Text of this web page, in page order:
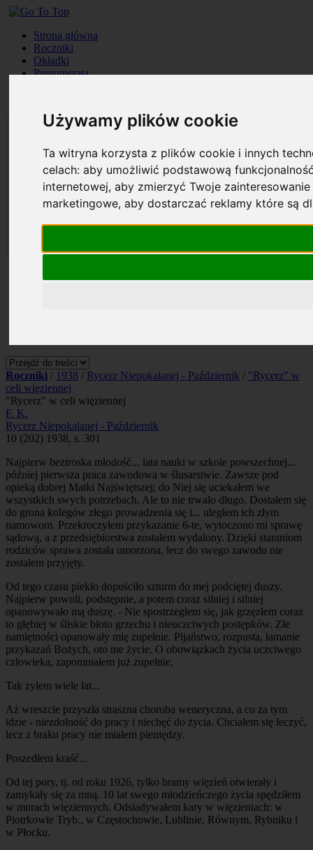
Używamy plików cookie
Ta witryna korzysta z plików cookie i innych
celach:aby umożliwić podstawową
internetowej,aby zmierzyć Twoje
marketingowe,aby dostarczać reklamy które są
Strona główna
Roczniki
Okładki
Prenumerata
Roczniki / 1938 / Rycerz Niepokalanej - Październik / "Rycerz" w
celi więziennej
"Rycerz" w celi więziennej
F. K.
Rycerz Niepokalanej - Październik
10 (202) 1938, s. 301
Najpierw beztroska młodość... lata nauki w szkole powszechnej...
później pierwsza praca zawodowa w ślusarstwie. Zawsze pod
opieką dobrej Matki Najświętszej; do Niej się uciekałem we
wszystkich swych potrzebach. Ale to nie trwało długo. Dostałem się
do grona kolegów złego prowadzenia się i... uległem ich złym
namowom. Przekroczyłem przykazanie 6-te, wytoczono mi sprawę
sądową, a z przedsiębiorstwa zostałem wydalony. Dzięki staraniom
rodziców sprawa została umorzona, lecz do swego zawodu nie
zostałem przyjęty.
Od tego czasu piekło dopuściło szturm do mej podciętej duszy.
Najpierw powoli, podstępnie, a potem coraz silniej i silniej
opanowywało mą duszę. - Nie spostrzegłem się, jak grzęzłem coraz
to głębiej w śliskie błoto grzechu i nieuczciwych postępków. Złe
namiętności opanowały mię zupełnie. Pijaństwo, rozpusta, łamanie
przykazań Bożych, oto me życie. O obowiązkach życia uczciwego
człowieka, zapomniałem już zupełnie.
Tak żyłem wiele lat...
Aż wreszcie przyszła straszna choroba weneryczna, a co za tym
idzie - niezdolność do pracy i niechęć do życia. Chciałem się leczyć,
lecz z braku pracy nie miałem pieniędzy.
Poszedłem kraść...
Od tej pory, tj. od roku 1926, tylko bramy więzień otwierały i
zamykały się za mną. 10 lat swego młodzieńczego życia spędziłem
w murach więziennych. Odsiadywałem kary w więzieniach: w
Piotrkowie Tryb., w Częstochowie, Lublinie, Równym, Rybniku i
w Płocku.